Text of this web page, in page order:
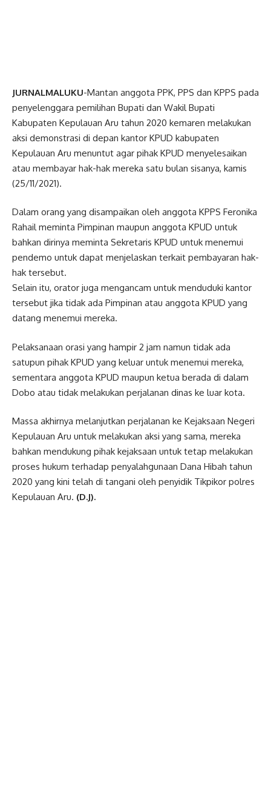
JURNALMALUKU-Mantan anggota PPK, PPS dan KPPS pada
penyelenggara pemilihan Bupati dan Wakil Bupati
Kabupaten Kepulauan Aru tahun 2020 kemaren melakukan
aksi demonstrasi di depan kantor KPUD kabupaten
Kepulauan Aru menuntut agar pihak KPUD menyelesaikan
atau membayar hak-hak mereka satu bulan sisanya, kamis
(25/11/2021).
Dalam orang yang disampaikan oleh anggota KPPS Feronika
Rahail meminta Pimpinan maupun anggota KPUD untuk
bahkan dirinya meminta Sekretaris KPUD untuk menemui
pendemo untuk dapat menjelaskan terkait pembayaran hak-
hak tersebut.
Selain itu, orator juga mengancam untuk menduduki kantor
tersebut jika tidak ada Pimpinan atau anggota KPUD yang
datang menemui mereka.
Pelaksanaan orasi yang hampir 2 jam namun tidak ada
satupun pihak KPUD yang keluar untuk menemui mereka,
sementara anggota KPUD maupun ketua berada di dalam
Dobo atau tidak melakukan perjalanan dinas ke luar kota.
Massa akhirnya melanjutkan perjalanan ke Kejaksaan Negeri
Kepulauan Aru untuk melakukan aksi yang sama, mereka
bahkan mendukung pihak kejaksaan untuk tetap melakukan
proses hukum terhadap penyalahgunaan Dana Hibah tahun
2020 yang kini telah di tangani oleh penyidik Tikpikor polres
Kepulauan Aru. (D.J).